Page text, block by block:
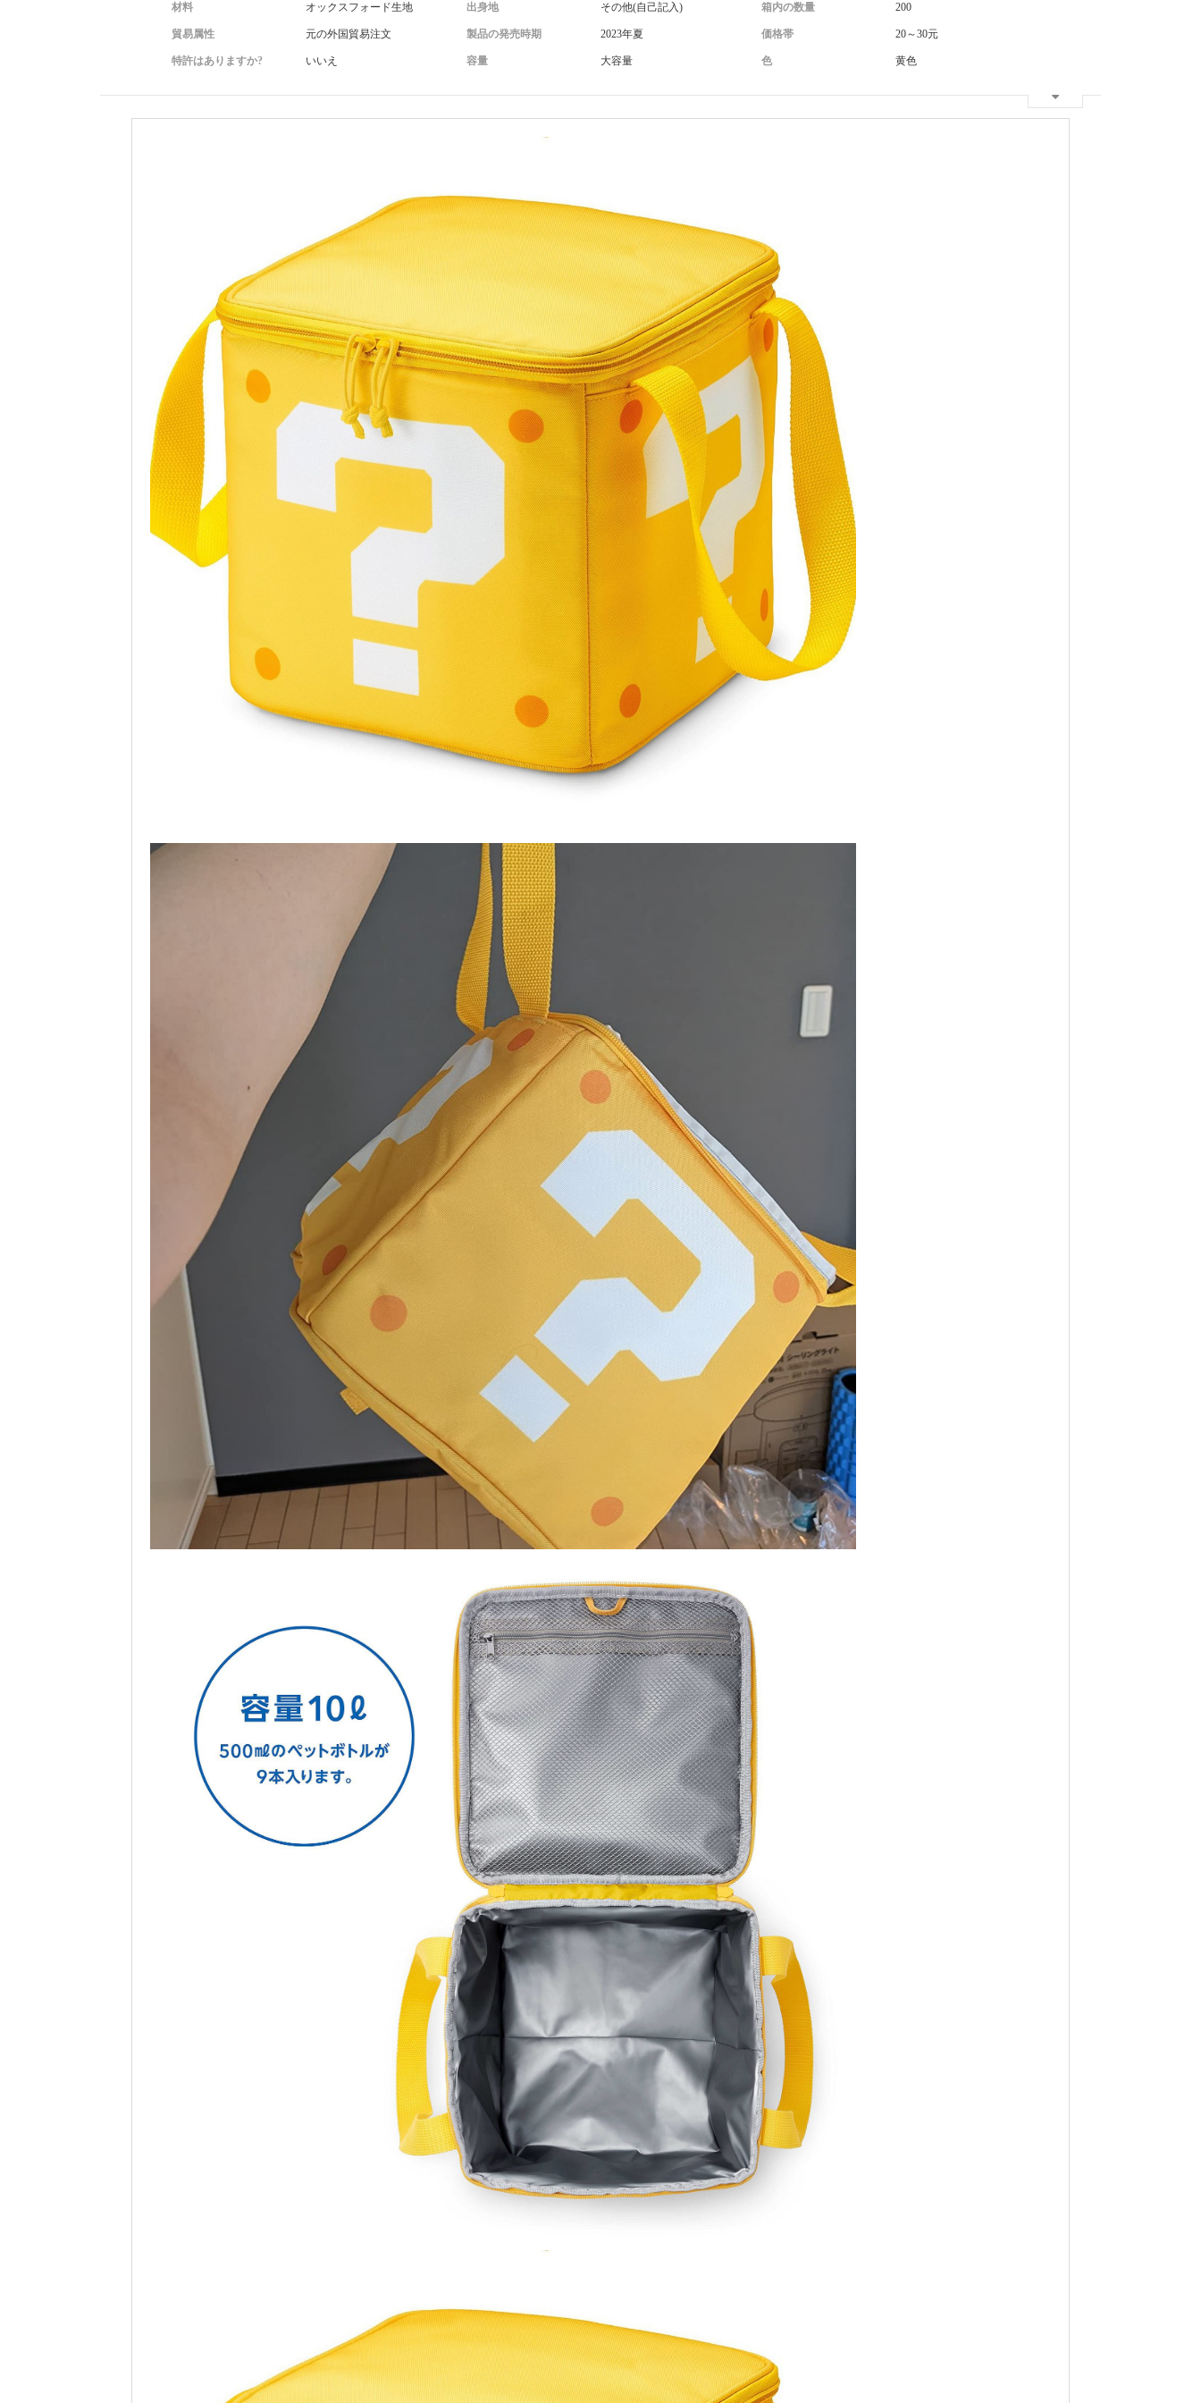
材料 オックスフォード生地 出身地 その他(自己記入) 箱内の数量 200
貿易属性 元の外国貿易注文 製品の発売時期 2023年夏 価格帯 20～30元
特許はありますか? いいえ 容量 大容量 色 黄色
尺寸：22 x 22 x 22 厘米